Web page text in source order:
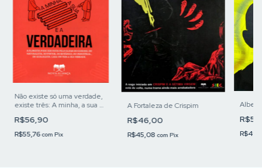
Não existe só uma verdade,
existe três: A minha, a sua e
R$56,90
R$55,76com Pix
A Fortaleza de Crispim
R$46,00
R$45,08com Pix